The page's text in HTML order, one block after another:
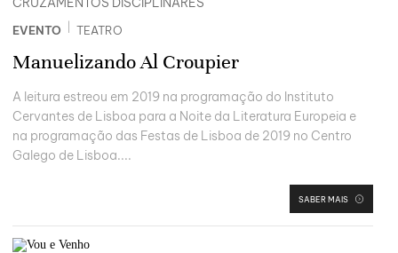
EVENTO TEATRO
Manuelizando Al Croupier
A leitura estreou em 2019 na programação do Instituto
Cervantes de Lisboa para a Noite da Literatura Europeia e
na programação das Festas de Lisboa de 2019 no Centro
Galego de Lisboa....
SABER MAIS